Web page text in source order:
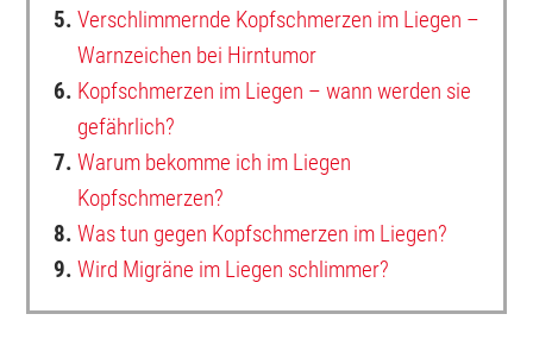
5. Verschlimmernde Kopfschmerzen im Liegen –
Warnzeichen bei Hirntumor
6. Kopfschmerzen im Liegen – wann werden sie
gefährlich?
7. Warum bekomme ich im Liegen
Kopfschmerzen?
8. Was tun gegen Kopfschmerzen im Liegen?
9. Wird Migräne im Liegen schlimmer?